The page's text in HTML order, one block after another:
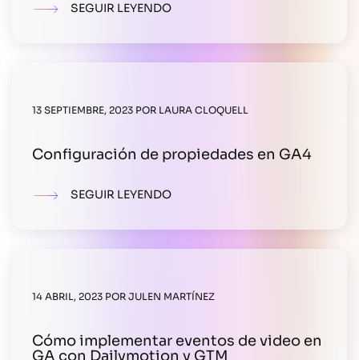
SEGUIR LEYENDO
13 SEPTIEMBRE, 2023 POR LAURA CLOQUELL
Configuración de propiedades en GA4
SEGUIR LEYENDO
14 ABRIL, 2023 POR JULEN MARTÍNEZ
Cómo implementar eventos de video en
GA con Dailymotion y GTM